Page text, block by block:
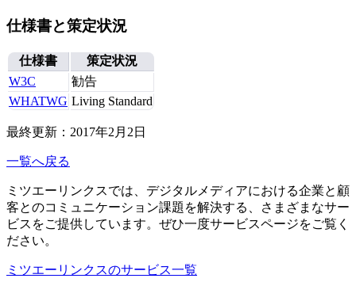
仕様書と策定状況
仕様書
策定状況
W3C
勧告
WHATWG Living Standard
最終更新：2017年2月2日
一覧へ戻る
ミツエーリンクスでは、デジタルメディアにおける企業と顧
客とのコミュニケーション課題を解決する、さまざまなサー
ビスをご提供しています。ぜひ一度サービスページをご覧く
ださい。
ミツエーリンクスのサービス一覧